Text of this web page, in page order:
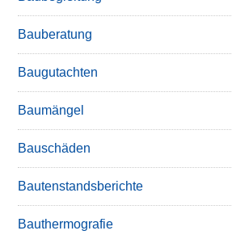
Bauberatung
Baugutachten
Baumängel
Bauschäden
Bautenstandsberichte
Bauthermografie